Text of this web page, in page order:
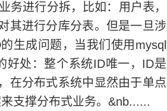
进行分拆，比如：用户表，
其进行分库分表。但是一旦涉
生成问题，当我们使用mysql
好处：整个系统ID唯一，ID是
在分布式系统中显然由于单点
支撑分布式业务。&nb......